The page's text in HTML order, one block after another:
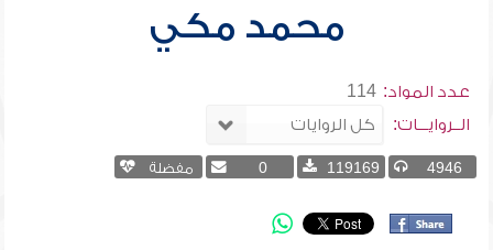
محمد مكي
عدد المواد: 114
الــروايـــات:
4946
119169
0 مفضلة